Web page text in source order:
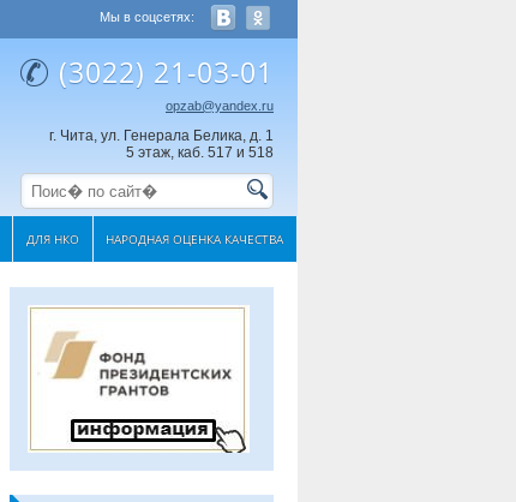
Мы в соцсетях:
(3022) 21-03-01
opzab@yandex.ru
г. Чита, ул. Генерала Белика, д. 1
5 этаж, каб. 517 и 518
ДЛЯ НКО НАРОДНАЯ ОЦЕНКА КАЧЕСТВА